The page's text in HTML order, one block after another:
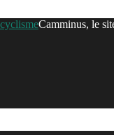
Camminus, le